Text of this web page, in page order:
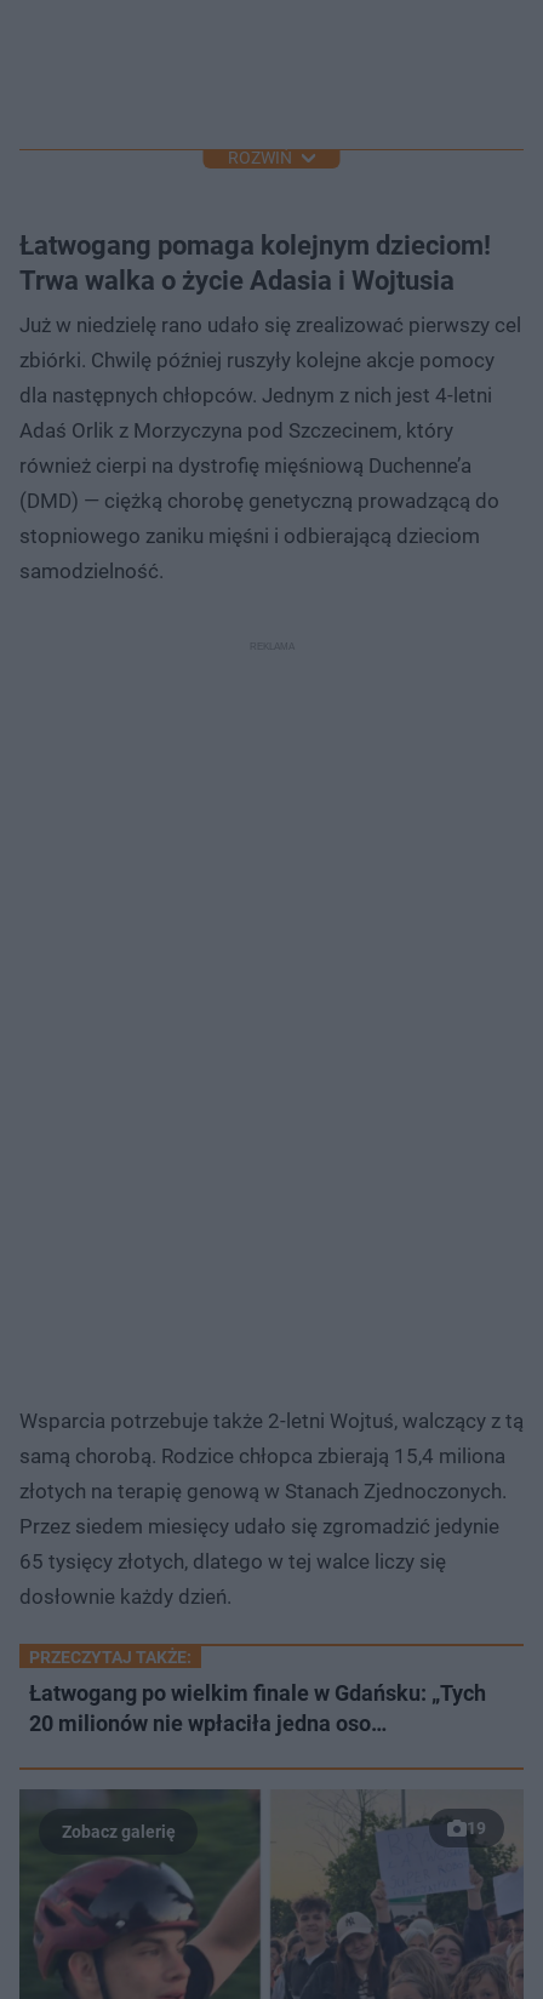
ROZWIŃ
Łatwogang pomaga kolejnym dzieciom!
Trwa walka o życie Adasia i Wojtusia
Już w niedzielę rano udało się zrealizować pierwszy cel
zbiórki. Chwilę później ruszyły kolejne akcje pomocy
dla następnych chłopców. Jednym z nich jest 4-letni
Adaś Orlik z Morzyczyna pod Szczecinem, który
również cierpi na dystrofię mięśniową Duchenne’a
(DMD) — ciężką chorobę genetyczną prowadzącą do
stopniowego zaniku mięśni i odbierającą dzieciom
samodzielność.
Wsparcia potrzebuje także 2-letni Wojtuś, walczący z tą
samą chorobą. Rodzice chłopca zbierają 15,4 miliona
złotych na terapię genową w Stanach Zjednoczonych.
Przez siedem miesięcy udało się zgromadzić jedynie
65 tysięcy złotych, dlatego w tej walce liczy się
dosłownie każdy dzień.
PRZECZYTAJ TAKŻE:
Łatwogang po wielkim finale w Gdańsku: „Tych
20 milionów nie wpłaciła jedna oso…
19